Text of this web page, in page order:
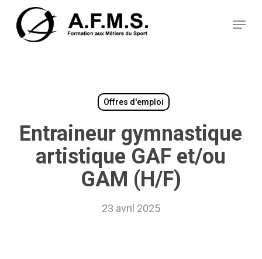
main
content
Menu
Offres d'emploi
Entraineur gymnastique
artistique GAF et/ou
GAM (H/F)
23 avril 2025
Panneau de gestion des cookies